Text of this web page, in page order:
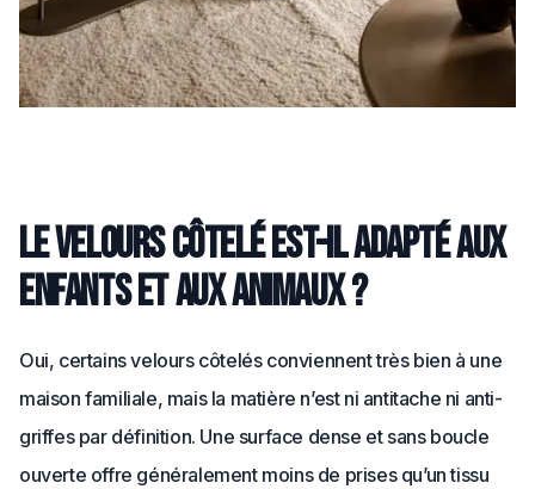
Le velours côtelé est-il adapté aux
enfants et aux animaux ?
Oui, certains velours côtelés conviennent très bien à une
maison familiale, mais la matière n’est ni antitache ni anti-
griffes par définition. Une surface dense et sans boucle
ouverte offre généralement moins de prises qu’un tissu